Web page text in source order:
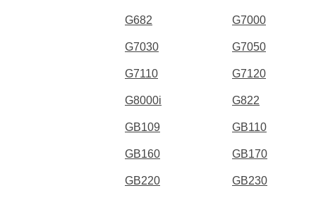
G682 G7000
G7030 G7050
G7110 G7120
G8000i G822
GB109 GB110
GB160 GB170
GB220 GB230